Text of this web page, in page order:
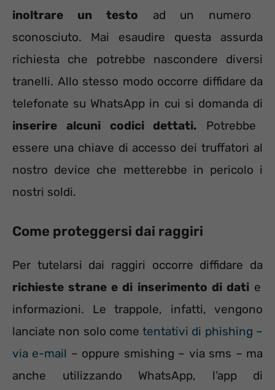
inoltrare un testo ad un numero
sconosciuto. Mai esaudire questa assurda
richiesta che potrebbe nascondere diversi
tranelli. Allo stesso modo occorre diffidare da
telefonate su WhatsApp in cui si domanda di
inserire alcuni codici dettati. Potrebbe
essere una chiave di accesso dei truffatori al
nostro device che metterebbe in pericolo i
nostri soldi.
Come proteggersi dai raggiri
Per tutelarsi dai raggiri occorre diffidare da
richieste strane e di inserimento di datie
informazioni. Le trappole, infatti, vengono
lanciate non solo come tentativi di phishing –
via e-mail – oppure smishing – via sms – ma
anche utilizzando WhatsApp, l’app di